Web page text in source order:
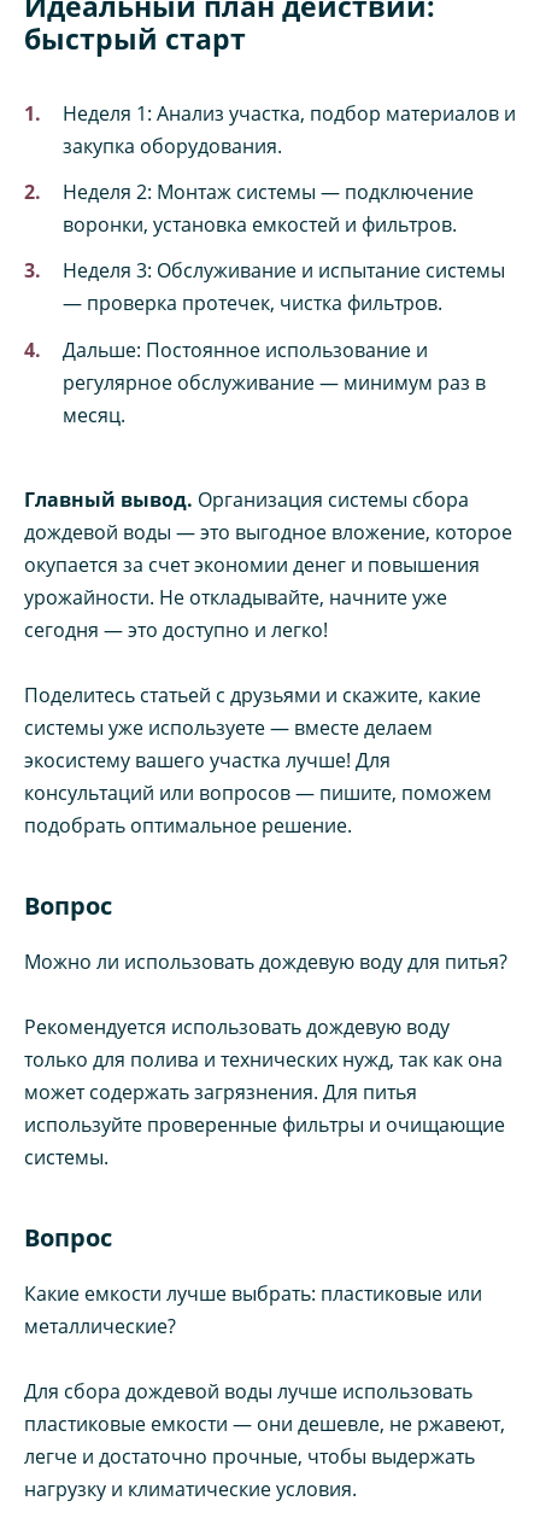
быстрый старт
Неделя 1: Анализ участка, подбор материалов и
закупка оборудования.
Неделя 2: Монтаж системы — подключение
воронки, установка емкостей и фильтров.
Неделя 3: Обслуживание и испытание системы
— проверка протечек, чистка фильтров.
Дальше: Постоянное использование и
регулярное обслуживание — минимум раз в
месяц.
Главный вывод. Организация системы сбора
дождевой воды — это выгодное вложение, которое
окупается за счет экономии денег и повышения
урожайности. Не откладывайте, начните уже
сегодня — это доступно и легко!
Поделитесь статьей с друзьями и скажите, какие
системы уже используете — вместе делаем
экосистему вашего участка лучше! Для
консультаций или вопросов — пишите, поможем
подобрать оптимальное решение.
Вопрос
Можно ли использовать дождевую воду для питья?
Рекомендуется использовать дождевую воду
только для полива и технических нужд, так как она
может содержать загрязнения. Для питья
используйте проверенные фильтры и очищающие
системы.
Вопрос
Какие емкости лучше выбрать: пластиковые или
металлические?
Для сборa дождевой воды лучше использовать
пластиковые емкости — они дешевле, не ржавеют,
легче и достаточно прочные, чтобы выдержать
нагрузку и климатические условия.